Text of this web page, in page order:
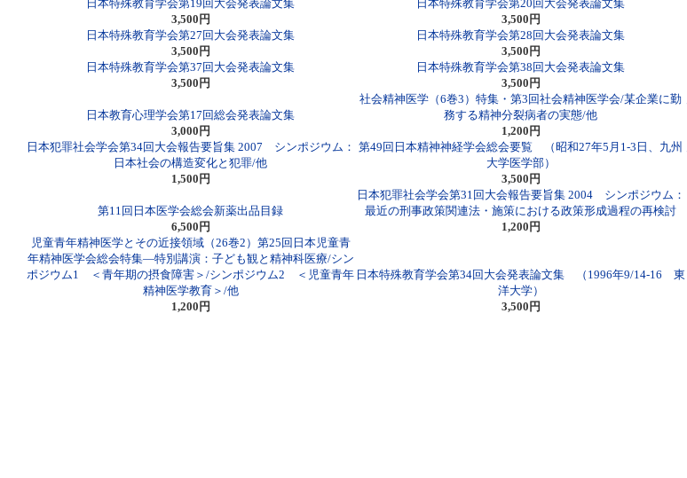
日本特殊教育学会第19回大会発表論文集
3,500円
日本特殊教育学会第20回大会発表論文集
3,500円
日本特殊教育学会第27回大会発表論文集
3,500円
日本特殊教育学会第28回大会発表論文集
3,500円
日本特殊教育学会第37回大会発表論文集
3,500円
日本特殊教育学会第38回大会発表論文集
3,500円
日本教育心理学会第17回総会発表論文集
3,000円
社会精神医学（6巻3）特集・第3回社会精神医学会/某企業に勤
務する精神分裂病者の実態/他
1,200円
日本犯罪社会学会第34回大会報告要旨集 2007 シンポジウム：
日本社会の構造変化と犯罪/他
1,500円
第49回日本精神神経学会総会要覧 （昭和27年5月1-3日、九州
大学医学部）
3,500円
第11回日本医学会総会新薬出品目録
6,500円
日本犯罪社会学会第31回大会報告要旨集 2004 シンポジウム：
最近の刑事政策関連法・施策における政策形成過程の再検討
1,200円
児童青年精神医学とその近接領域（26巻2）第25回日本児童青
年精神医学会総会特集―特別講演：子ども観と精神科医療/シン
ポジウム1 ＜青年期の摂食障害＞/シンポジウム2 ＜児童青年
精神医学教育＞/他
1,200円
日本特殊教育学会第34回大会発表論文集 （1996年9/14-16 東
洋大学）
3,500円